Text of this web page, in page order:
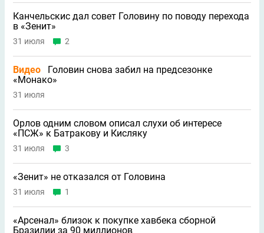
Канчельскис дал совет Головину по поводу перехода
в «Зенит»
31 июля 2
Видео
Головин снова забил на предсезонке
«Монако»
31 июля
Орлов одним словом описал слухи об интересе
«ПСЖ» к Батракову и Кисляку
31 июля 3
«Зенит» не отказался от Головина
31 июля 1
«Арсенал» близок к покупке хавбека сборной
Бразилии за 90 миллионов